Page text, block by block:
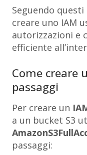
Seguendo
creare uno IAM
autorizzazioni e
efficiente
Come creare
passaggi
Per creare un
a un bucket S3
passaggi: